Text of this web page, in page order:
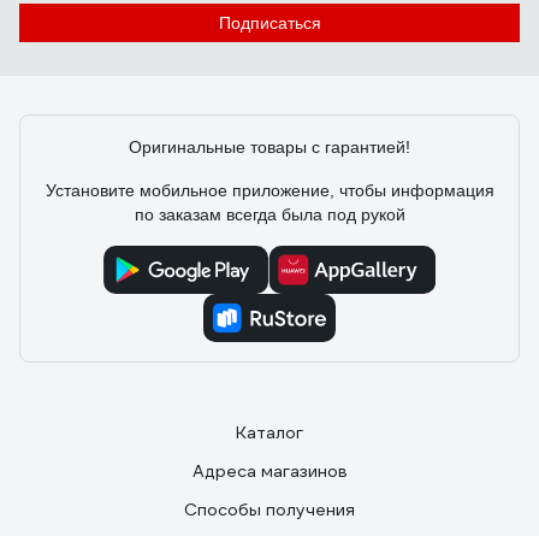
Подписаться
Оригинальные товары с гарантией!
Установите мобильное приложение, чтобы информация
по заказам всегда была под рукой
Каталог
Адреса магазинов
Способы получения